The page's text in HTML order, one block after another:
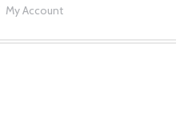
aqui:
My Account